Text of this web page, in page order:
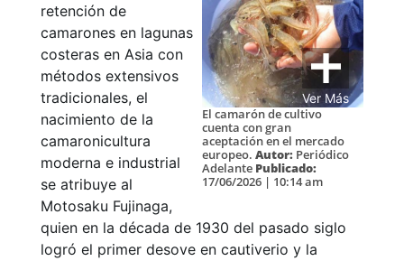
Ver Más
El camarón de cultivo
cuenta con gran
aceptación en el mercado
europeo. Autor: Periódico
Adelante Publicado:
17/06/2026 | 10:14 am
retención de
camarones en lagunas
costeras en Asia con
métodos extensivos
tradicionales, el
nacimiento de la
camaronicultura
moderna e industrial
se atribuye al
Motosaku Fujinaga,
quien en la década de 1930 del pasado siglo
logró el primer desove en cautiverio y la